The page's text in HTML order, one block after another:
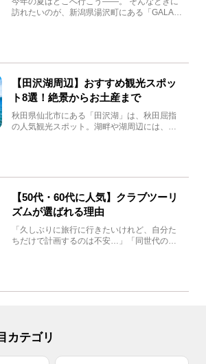
訪れたいのが、新潟県湯沢町にある「GALA湯
【田沢湖周辺】おすすめ観光スポッ
ト8選！絶景からお土産まで
秋田県仙北市にある「田沢湖」は、秋田屈指
の人気観光スポット。湖畔や湖周辺には、田
【50代・60代に人気】クラブツーリ
ズムが選ばれる理由
「久しぶりに旅行に行きたいけれど、自分た
ちだけで計画するのは不安…」「同世代の方
カテゴリ